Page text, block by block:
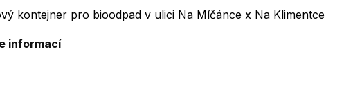
kontejner pro bioodpad v ulici Na Míčánce x Na Klimentce
informací